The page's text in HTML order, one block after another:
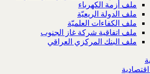
ملف أزمة الكهرباء
ملف الدولة الريعيّة
ملف الكفاءات العلميّة
ملف اتفاقية شركة غاز الجنوب
ملف البنك المركزي العراقي